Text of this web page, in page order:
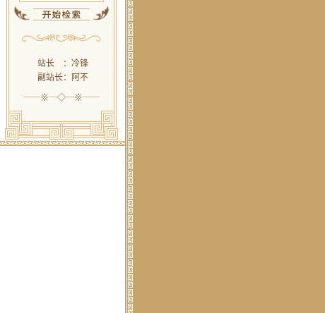
站长 ：冷锋
副站长：阿不
┈┈※┈◇┈※┈┈